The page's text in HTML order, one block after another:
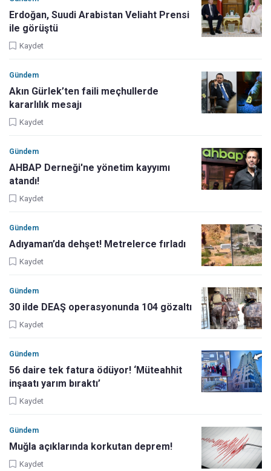
Erdoğan, Suudi Arabistan Veliaht Prensi
ile görüştü
Kaydet
Gündem
Akın Gürlek’ten faili meçhullerde
kararlılık mesajı
Kaydet
Gündem
AHBAP Derneği'ne yönetim kayyımı
atandı!
Kaydet
Gündem
Adıyaman’da dehşet! Metrelerce fırladı
Kaydet
Gündem
30 ilde DEAŞ operasyonunda 104 gözaltı
Kaydet
Gündem
56 daire tek fatura ödüyor! ‘Müteahhit
inşaatı yarım bıraktı’
Kaydet
Gündem
Muğla açıklarında korkutan deprem!
Kaydet